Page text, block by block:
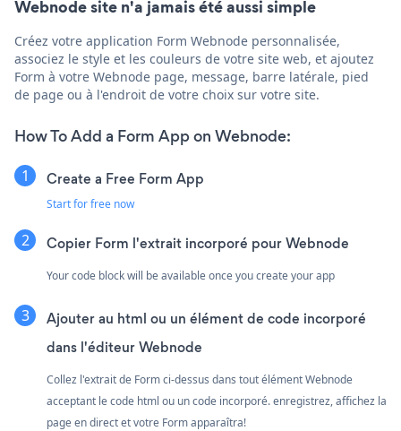
Webnode site n'a jamais été aussi simple
Créez votre application Form Webnode personnalisée,
associez le style et les couleurs de votre site web, et ajoutez
Form à votre Webnode page, message, barre latérale, pied
de page ou à l'endroit de votre choix sur votre site.
How To Add a Form App on Webnode:
Create a Free Form App
Start for free now
Copier Form l'extrait incorporé pour Webnode
Your code block will be available once you create your app
Ajouter au html ou un élément de code incorporé
dans l'éditeur Webnode
Collez l'extrait de Form ci-dessus dans tout élément Webnode
acceptant le code html ou un code incorporé. enregistrez, affichez la
page en direct et votre Form apparaîtra!